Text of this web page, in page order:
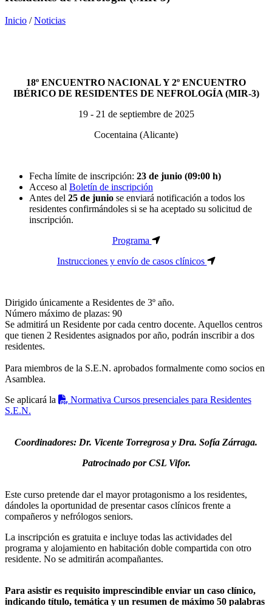
Inicio /Noticias
18º ENCUENTRO NACIONAL Y 2º ENCUENTRO
IBÉRICO DE RESIDENTES DE NEFROLOGÍA (MIR-3)
19 - 21 de septiembre de 2025
Cocentaina (Alicante)
Fecha límite de inscripción: 23 de junio (09:00 h)
Acceso al Boletín de inscripción
Antes del 25 de junio se enviará notificación a todos los
residentes confirmándoles si se ha aceptado su solicitud de
inscripción.
Programa 
Instrucciones y envío de casos clínicos 
Dirigido únicamente a Residentes de 3º año.
Número máximo de plazas: 90
Se admitirá un Residente por cada centro docente. Aquellos centros
que tienen 2 Residentes asignados por año, podrán inscribir a dos
residentes.
Para miembros de la S.E.N. aprobados formalmente como socios en
Asamblea.
Se aplicará la  Normativa Cursos presenciales para Residentes
S.E.N.
Coordinadores: Dr. Vicente Torregrosa y Dra. Sofía Zárraga.
Patrocinado por CSL Vifor.
Este curso pretende dar el mayor protagonismo a los residentes,
dándoles la oportunidad de presentar casos clínicos frente a
compañeros y nefrólogos seniors.
La inscripción es gratuita e incluye todas las actividades del
programa y alojamiento en habitación doble compartida con otro
residente. No se admitirán acompañantes.
Para asistir es requisito imprescindible enviar un caso clínico,
indicando título, temática y un resumen de máximo 50 palabras